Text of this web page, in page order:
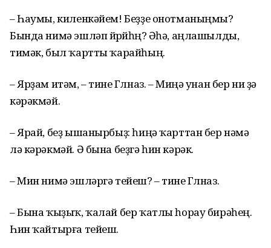
– Һаумы, киленкәйем! Беҙҙе онотманыңмы?
Бында нимә эшләп йөрөйһөң? Әһә, аңлашылды,
тимәк, был ҡартты ҡарайһың.
– Ярҙам итәм, – тине Гөлназ. – Миңә унан бер ни ҙә
кәрәкмәй.
– Ярай, беҙ ышанырбыҙ: һиңә ҡарттан бер нәмә
лә кәрәкмәй. Ә бына беҙгә һин кәрәк.
– Мин нимә эшләргә тейеш? – тине Гөлназ.
– Бына ҡыҙыҡ, ҡалай бер ҡатлы һорау бирәһең.
Һин ҡайтырға тейеш.